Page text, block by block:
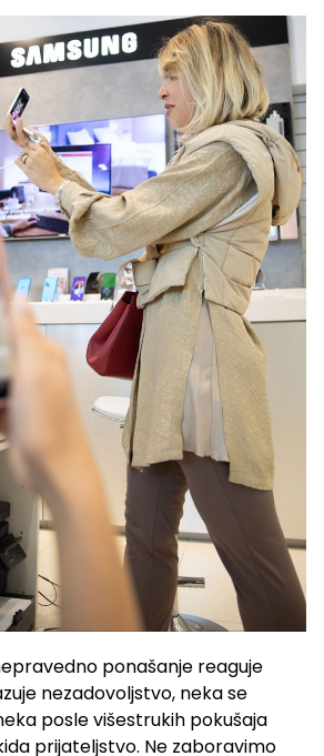
ponašanje reaguje
nezadovoljstvo, neka se
posle višestrukih pokušaja
prijateljstvo. Ne zaboravimo